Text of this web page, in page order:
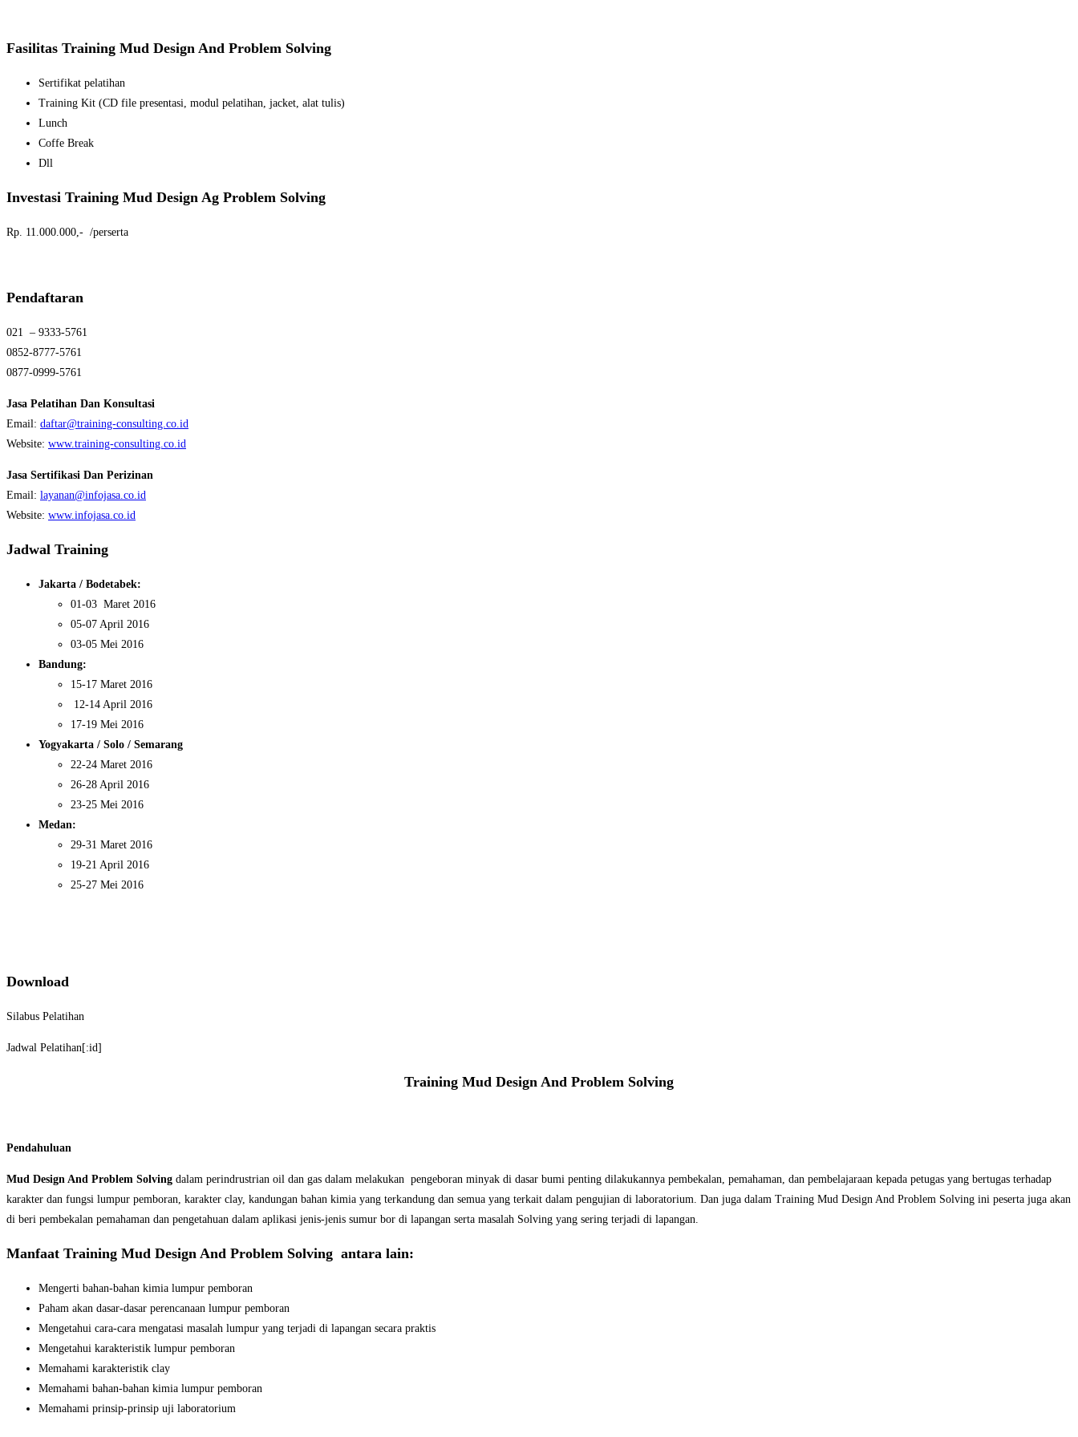
Fasilitas Training Mud Design And Problem Solving
Sertifikat pelatihan
Training Kit (CD file presentasi, modul pelatihan, jacket, alat tulis)
Lunch
Coffe Break
Dll
Investasi Training Mud Design Ag Problem Solving
Rp. 11.000.000,- /perserta
Pendaftaran
021 – 9333-5761
0852-8777-5761
0877-0999-5761
Jasa Pelatihan Dan Konsultasi
Email: daftar@training-consulting.co.id
Website: www.training-consulting.co.id
Jasa Sertifikasi Dan Perizinan
Email: layanan@infojasa.co.id
Website: www.infojasa.co.id
Jadwal Training
Jakarta / Bodetabek:
01-03 Maret 2016
05-07 April 2016
03-05 Mei 2016
Bandung:
15-17 Maret 2016
12-14 April 2016
17-19 Mei 2016
Yogyakarta / Solo / Semarang
22-24 Maret 2016
26-28 April 2016
23-25 Mei 2016
Medan:
29-31 Maret 2016
19-21 April 2016
25-27 Mei 2016
Download
Silabus Pelatihan
Jadwal Pelatihan[:id]
Training Mud Design And Problem Solving
Pendahuluan
Mud Design And Problem Solving dalam perindrustrian oil dan gas dalam melakukan pengeboran minyak di dasar bumi penting dilakukannya pembekalan, pemahaman, dan pembelajaraan kepada petugas yang bertugas terhadap
karakter dan fungsi lumpur pemboran, karakter clay, kandungan bahan kimia yang terkandung dan semua yang terkait dalam pengujian di laboratorium. Dan juga dalam Training Mud Design And Problem Solving ini peserta juga akan
di beri pembekalan pemahaman dan pengetahuan dalam aplikasi jenis-jenis sumur bor di lapangan serta masalah Solving yang sering terjadi di lapangan.
Manfaat Training Mud Design And Problem Solving antara lain:
Mengerti bahan-bahan kimia lumpur pemboran
Paham akan dasar-dasar perencanaan lumpur pemboran
Mengetahui cara-cara mengatasi masalah lumpur yang terjadi di lapangan secara praktis
Mengetahui karakteristik lumpur pemboran
Memahami karakteristik clay
Memahami bahan-bahan kimia lumpur pemboran
Memahami prinsip-prinsip uji laboratorium